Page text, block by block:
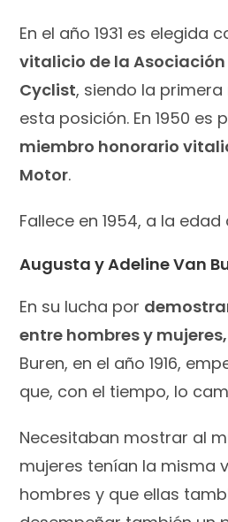
En el año 1931 es elegida
vitalicio de la Asociación
Cyclist, siendo la
esta posición. En 1950
miembro honorario
Motor.
Fallece en 1954, a la
Augusta y Adeline Van
En su lucha por
entre hombres y mujeres,
Buren, en el año 1916,
que, con el tiempo, lo
Necesitaban mostrar al
mujeres tenían la misma
hombres y que ellas